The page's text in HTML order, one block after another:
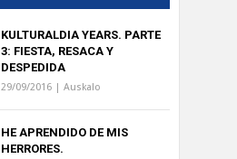
KULTURALDIA YEARS. PARTE
3: FIESTA, RESACA Y
DESPEDIDA
29/09/2016 | Auskalo
HE APRENDIDO DE MIS
HERRORES.